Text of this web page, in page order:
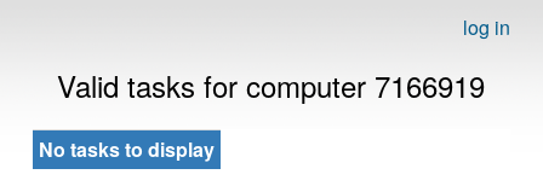
log in
Valid tasks for computer 7166919
No tasks to display